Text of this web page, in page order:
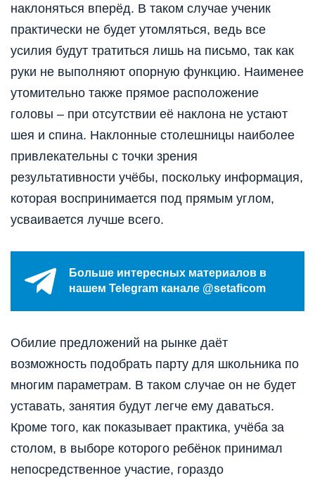
наклоняться вперёд. В таком случае ученик
практически не будет утомляться, ведь все
усилия будут тратиться лишь на письмо, так как
руки не выполняют опорную функцию. Наименее
утомительно также прямое расположение
головы – при отсутствии её наклона не устают
шея и спина. Наклонные столешницы наиболее
привлекательны с точки зрения
результативности учёбы, поскольку информация,
которая воспринимается под прямым углом,
усваивается лучше всего.
Больше интересных материалов в
нашем Telegram канале @setaficom
Обилие предложений на рынке даёт
возможность подобрать парту для школьника по
многим параметрам. В таком случае он не будет
уставать, занятия будут легче ему даваться.
Кроме того, как показывает практика, учёба за
столом, в выборе которого ребёнок принимал
непосредственное участие, гораздо